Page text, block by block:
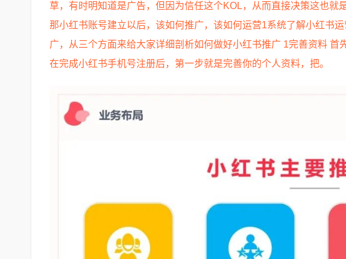
草，有时明知道是广告，但因为信任这个KOL，从而直接决策这也
那小红书账号建立以后，该如何推广，该如何运营1系统了解小红书
广，从三个方面来给大家详细剖析如何做好小红书推广 1完善资料 首
在完成小红书手机号注册后，第一步就是完善你的个人资料，把。